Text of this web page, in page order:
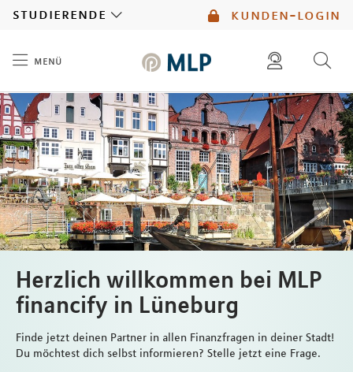
kunden-login
studierende
menü
diese website durchsuchen
mlp berater finden
Inhalt
Herzlich willkommen bei MLP
financify in Lüneburg
Finde jetzt deinen Partner in allen Finanzfragen in deiner Stadt!
Du möchtest dich selbst informieren? Stelle jetzt eine Frage.